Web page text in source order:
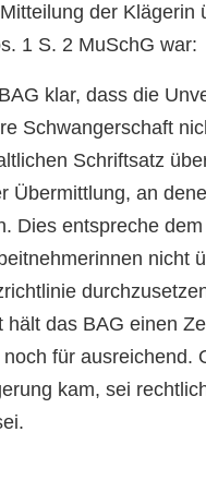
der
1 S. 2 MuSchG war:
klar, dass die
Schwangerschaft
Schriftsatz
Übermittlung, an
Dies entspreche
nicht
hält das BAG einen
für ausreichend.
kam, sei